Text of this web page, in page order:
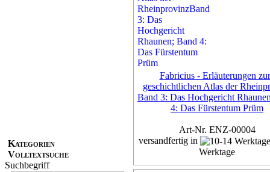
Kategorien
Volltextsuche
Suchbegriff
Fabricius - Erläuterungen
geschichtlichen Atlas der
Band 3: Das Hochgericht
4: Das Fürstentum Prüm
Art-Nr. ENZ-00004
versandfertig in
Werktage